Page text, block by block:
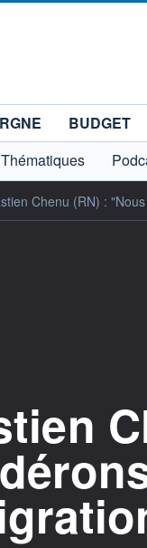
BUDGET
Thématiques
Chenu (RN) :